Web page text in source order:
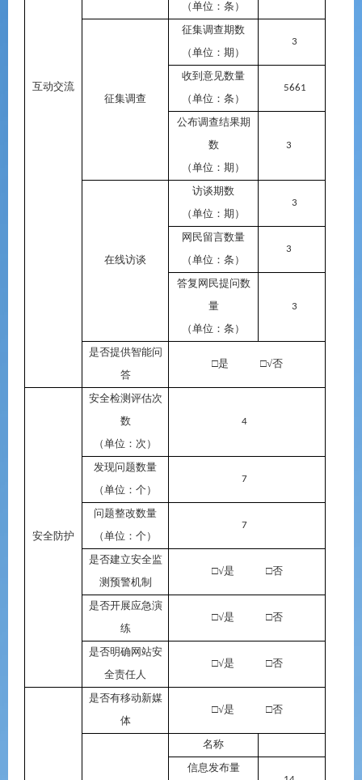
互动交流
（单位：条）
征集调查
征集调查期数
（单位：期）
3
收到意见数量
（单位：条）
5661
公布调查结果期
数
（单位：期）
3
在线访谈
访谈期数
（单位：期）
3
网民留言数量
（单位：条）
3
答复网民提问数
量
（单位：条）
3
是否提供智能问
答
□是 □√否
安全防护
安全检测评估次
数
（单位：次）
4
发现问题数量
（单位：个）
7
问题整改数量
（单位：个）
7
是否建立安全监
测预警机制
□√是 □否
是否开展应急演
练
□√是 □否
是否明确网站安
全责任人
□√是 □否
是否有移动新媒
体
□√是 □否
名称
信息发布量